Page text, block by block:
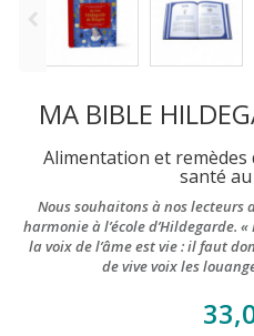
MA BIBLE
Alimentation et remèdes
santé
Nous souhaitons à nos
harmonie à l’école d’Hildegarde.
la voix de l’âme est vie : il faut
de vive voix les